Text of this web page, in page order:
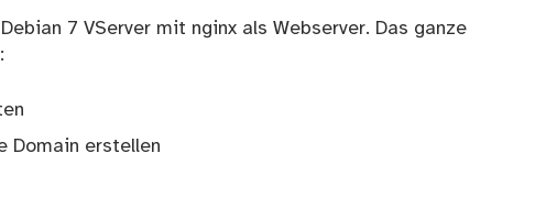
7 VServer mit nginx als Webserver. Das ganze
Domain erstellen